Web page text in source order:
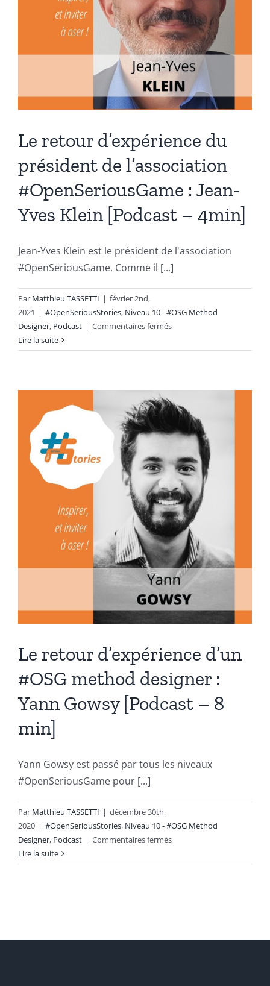
Le retour d’expérience du
président de l’association
#OpenSeriousGame : Jean-
Yves Klein [Podcast – 4min]
Jean-Yves Klein est le président de l'association
#OpenSeriousGame. Comme il [...]
Par Matthieu TASSETTI | février 2nd,
2021 | #OpenSeriousStories, Niveau 10 - #OSG Method
Designer, Podcast | Commentaires ferméssur
retour
de
l’association
#OpenSeriousGame
Jean-
Yves
Klein
[Podcast
–
4min]
Lire la suite
Le retour d’expérience d’un
#OSG method designer :
Yann Gowsy [Podcast – 8
min]
Yann Gowsy est passé par tous les niveaux
#OpenSeriousGame pour [...]
Par Matthieu TASSETTI | décembre 30th,
2020 | #OpenSeriousStories, Niveau 10 - #OSG Method
Designer, Podcast | Commentaires ferméssur
retour
Lire la suite